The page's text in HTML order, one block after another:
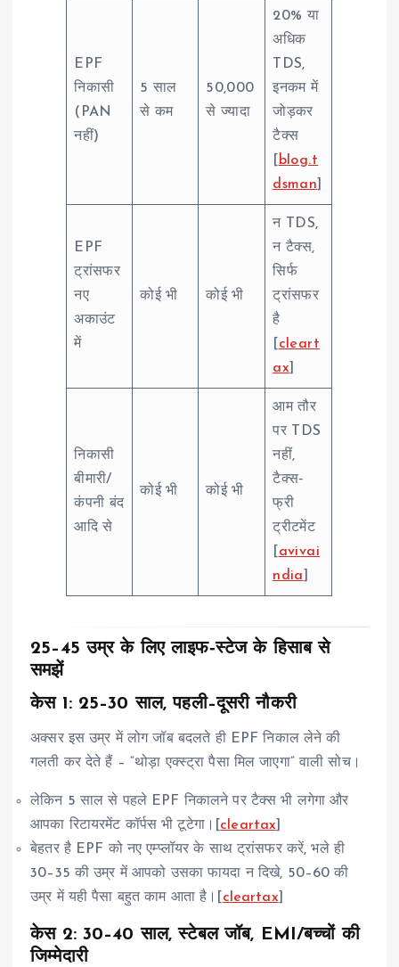
EPF
निकासी
(PAN
नहीं)
5 साल
से कम
50,000
से ज्यादा
20% या
अधिक
TDS,
इनकम में
जोड़कर
टैक्स
blog.t
dsman
EPF
ट्रांसफर
नए
अकाउंट
में
कोई भी कोई भी
न TDS,
न टैक्स,
सिर्फ
ट्रांसफर
है
cleart
ax
निकासी
बीमारी/
कंपनी बंद
आदि से
कोई भी कोई भी
आम तौर
पर TDS
नहीं,
टैक्स‑
फ्री
ट्रीटमेंट
avivai
ndia
25–45 उम्र के लिए लाइफ‑स्टेज के हिसाब से
समझें
केस 1: 25–30 साल, पहली–दूसरी नौकरी
अक्सर इस उम्र में लोग जॉब बदलते ही EPF निकाल लेने की
गलती कर देते हैं – “थोड़ा एक्स्ट्रा पैसा मिल जाएगा” वाली सोच।
लेकिन 5 साल से पहले EPF निकालने पर टैक्स भी लगेगा और
आपका रिटायरमेंट कॉर्पस भी टूटेगा।[ cleartax
बेहतर है EPF को नए एम्प्लॉयर के साथ ट्रांसफर करें, भले ही
30–35 की उम्र में आपको उसका फायदा न दिखे, 50–60 की
उम्र में यही पैसा बहुत काम आता है।[ cleartax
केस 2: 30–40 साल, स्टेबल जॉब, EMI/बच्चों की
जिम्मेदारी